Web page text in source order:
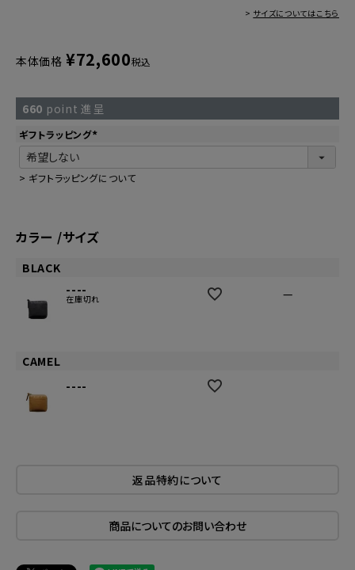
> サイズについてはこちら
本体価格 ¥72,600税込
660 point 進呈
ギフトラッピング
(
)
> ギフトラッピングについて
カラー サイズ
BLACK
----
在庫切れ —
CAMEL
----
返品特約について
商品についてのお問い合わせ